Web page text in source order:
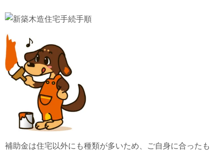
補助金は住宅以外にも種類が多いため、ご自身に合ったも